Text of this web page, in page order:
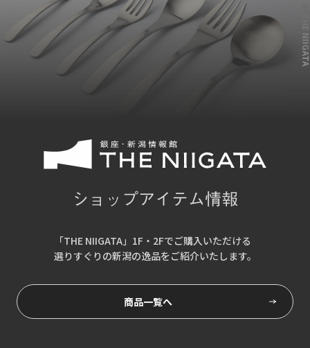
ショップアイテム情報
「THE NIIGATA」1F・2Fでご購入いただける
選りすぐりの新潟の逸品をご紹介いたします。
商品一覧へ
© THE